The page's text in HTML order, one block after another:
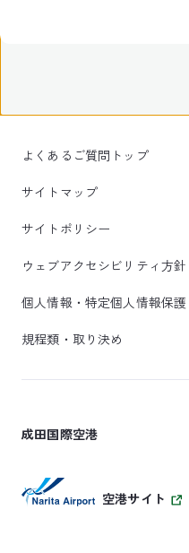
よくあるご質問トップ
サイトマップ
サイトポリシー
ウェブアクセシビリティ方針
個人情報・特定個人情報保護
規程類・取り決め
成田国際空港
空港サイト